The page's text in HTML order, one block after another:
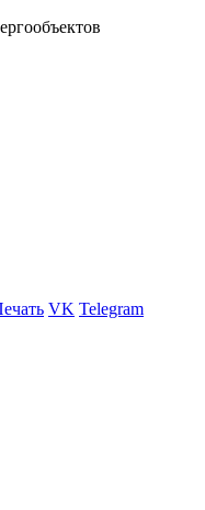
VK Telegram